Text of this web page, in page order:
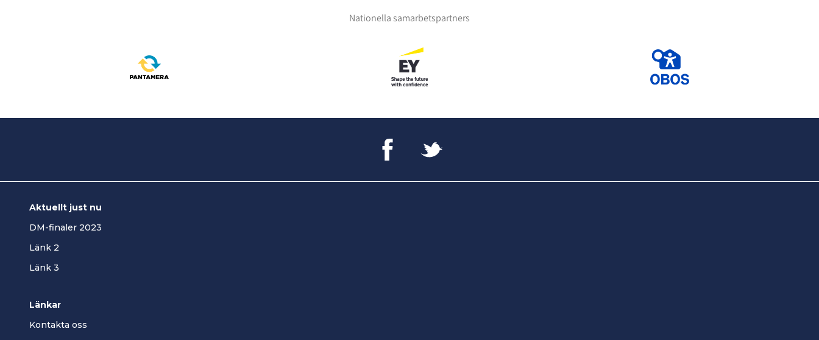
Nationella samarbetspartners
Aktuellt just nu
DM-finaler 2023
Länk 2
Länk 3
Länkar
Kontakta oss